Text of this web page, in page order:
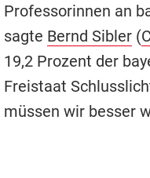
Professorinnen an
sagte Bernd Sibler(
19,2 Prozent der
Freistaat
müssen wir besser